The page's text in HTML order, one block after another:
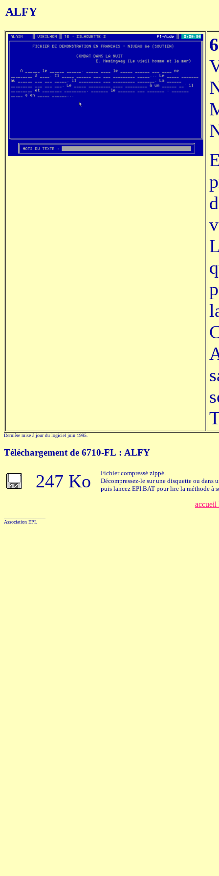
ALFY
Dernière mise à jour du logiciel juin 1995.
Téléchargement de 6710-FL : ALFY
247 Ko
Fichier compressé zippé.
Décompressez-le sur une disquette ou dans
puis lancez EPI.BAT pour lire la méthode à
accueil
Association EPI.